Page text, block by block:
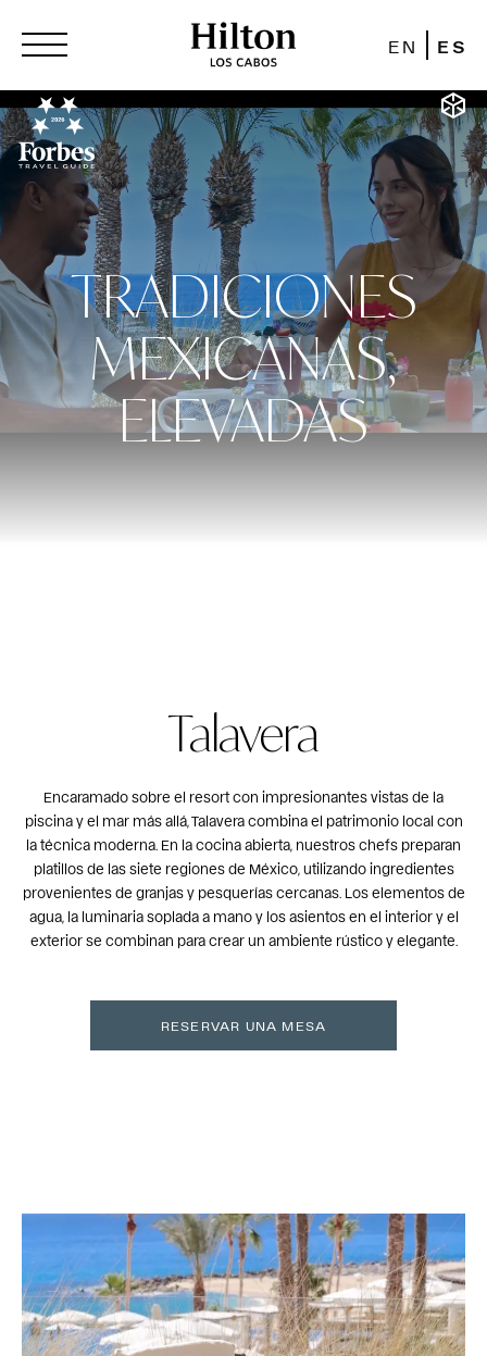
EN ES
TRADICIONES
MEXICANAS,
ELEVADAS
Talavera
Encaramado sobre el resort con impresionantes vistas de la
piscina y el mar más allá, Talavera combina el patrimonio local con
la técnica moderna. En la cocina abierta, nuestros chefs preparan
platillos de las siete regiones de México, utilizando ingredientes
provenientes de granjas y pesquerías cercanas. Los elementos de
agua, la luminaria soplada a mano y los asientos en el interior y el
exterior se combinan para crear un ambiente rústico y elegante.
RESERVAR UNA MESA